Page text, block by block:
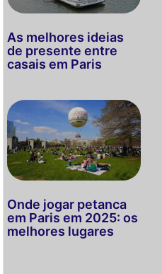
As melhores ideias
de presente entre
casais em Paris
Onde jogar petanca
em Paris em 2025: os
melhores lugares